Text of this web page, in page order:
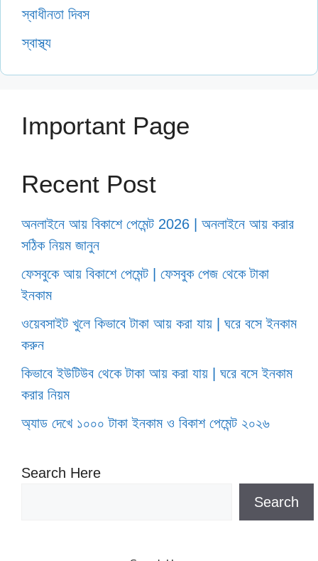
স্বাধীনতা দিবস
স্বাস্থ্য
Important Page
Recent Post
অনলাইনে আয় বিকাশে পেমেন্ট 2026 | অনলাইনে আয় করার
সঠিক নিয়ম জানুন
ফেসবুকে আয় বিকাশে পেমেন্ট | ফেসবুক পেজ থেকে টাকা
ইনকাম
ওয়েবসাইট খুলে কিভাবে টাকা আয় করা যায় | ঘরে বসে ইনকাম
করুন
কিভাবে ইউটিউব থেকে টাকা আয় করা যায় | ঘরে বসে ইনকাম
করার নিয়ম
অ্যাড দেখে ১০০০ টাকা ইনকাম ও বিকাশ পেমেন্ট ২০২৬
Search Here
Search